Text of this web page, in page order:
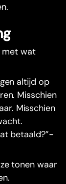
met wat
altijd op
Misschien
Misschien
betaald?”-
tonen waar